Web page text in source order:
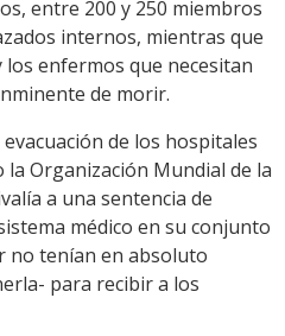
entre 200 y 250 miembros
internos, mientras que
enfermos que necesitan
de morir.
de los hospitales
Organización Mundial de la
a una sentencia de
médico en su conjunto
no tenían en absoluto
para recibir a los